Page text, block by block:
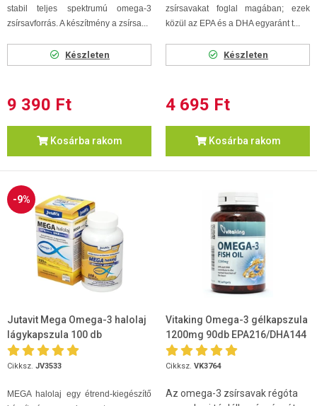
stabil teljes spektrumú omega-3
zsírsavforrás. A készítmény a zsírsa...
Készleten
9 390 Ft
Kosárba rakom
zsírsavakat foglal magában; ezek
közül az EPA és a DHA egyaránt t...
Készleten
4 695 Ft
Kosárba rakom
-9%
Jutavit Mega Omega-3 halolaj
lágykapszula 100 db
Cikksz. JV3533
MEGA halolaj egy étrend-kiegészítő
Vitaking Omega-3 gélkapszula
1200mg 90db EPA216/DHA144
Cikksz. VK3764
Az omega-3 zsírsavak régóta